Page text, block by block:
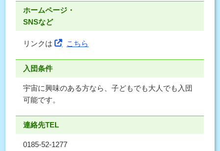
ホームページ・
SNSなど
リンクは こちら
入団条件
宇宙に興味のある方なら、子どもでも大人でも入団
可能です。
連絡先TEL
0185-52-1277